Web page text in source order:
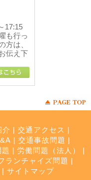
17:15
も行っ
方は、
伝え下
介 | 交通アクセス |
| 交通事故問題 |
| 労働問題（法人）
|
ランチャイズ問題 |
| サイトマップ